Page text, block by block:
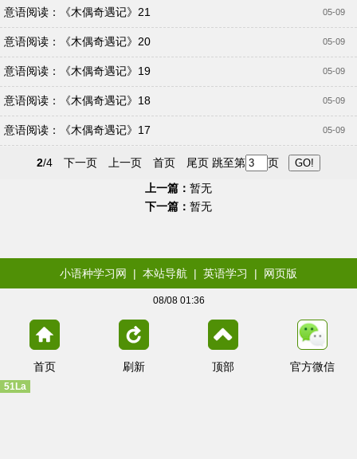
05-09
意语阅读：《木偶奇遇记》21
05-09
意语阅读：《木偶奇遇记》20
05-09
意语阅读：《木偶奇遇记》19
05-09
意语阅读：《木偶奇遇记》18
05-09
意语阅读：《木偶奇遇记》17
2/4 下一页 上一页 首页 尾页 跳至第
页
上一篇： 暂无
下一篇： 暂无
小语种学习网 | 本站导航 | 英语学习 | 网页版
08/08 01:36
首页 刷新 顶部 官方微信
51La